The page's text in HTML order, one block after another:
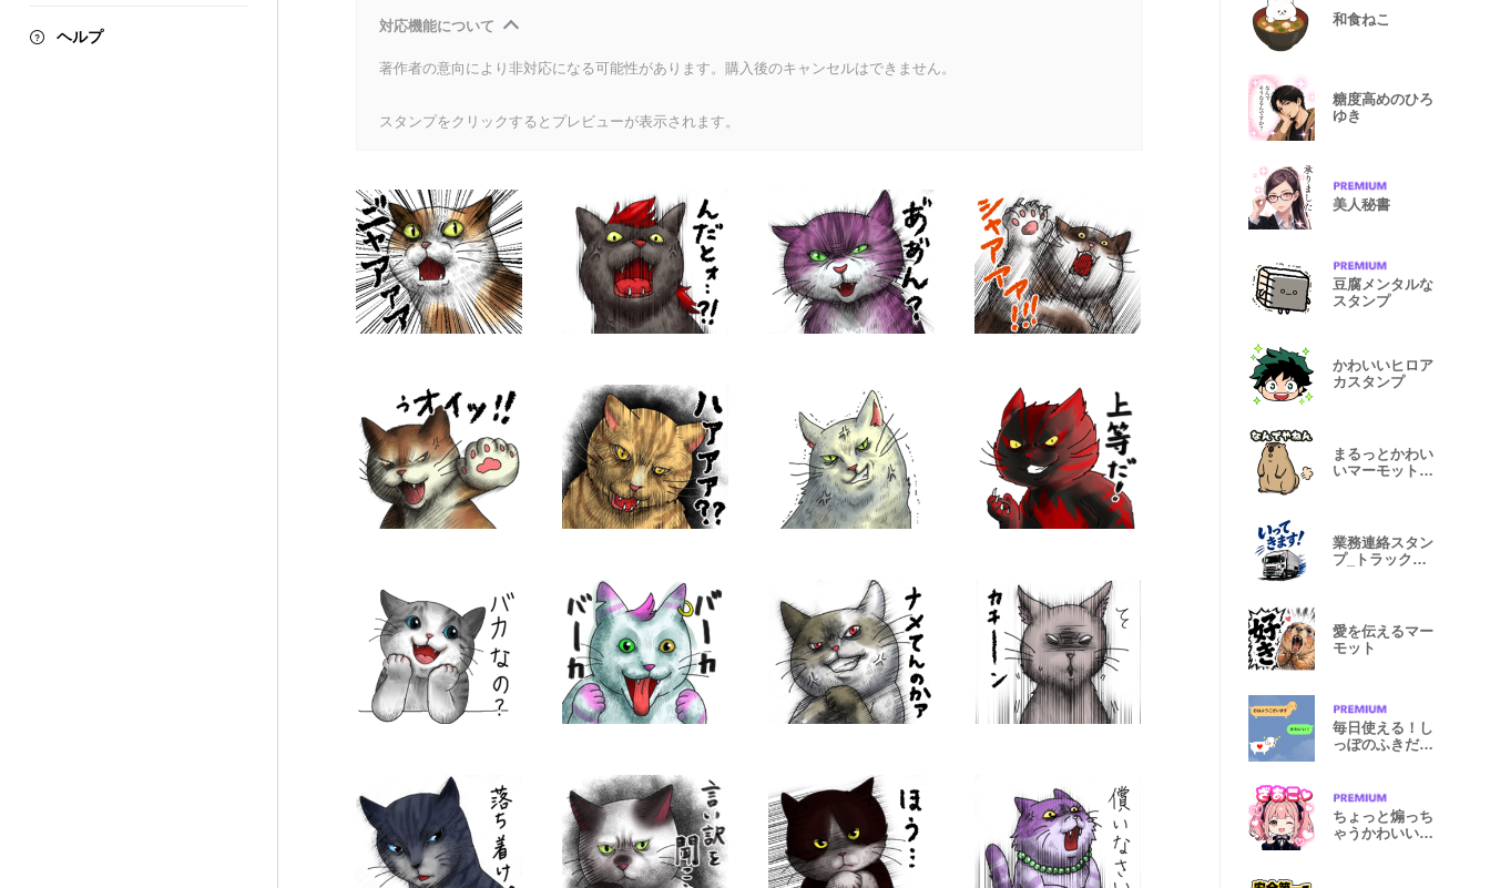
ヘルプ
対応機能について
著作者の意向により非対応になる可能性があります。購入後のキャンセルはできません。
スタンプをクリックするとプレビューが表示されます。
和食ねこ
糖度高めのひろ
ゆき
美人秘書
豆腐メンタルな
スタンプ
かわいいヒロア
カスタンプ
まるっとかわい
いマーモットの
業務連絡スタン
プ_トラック運
愛を伝えるマー
モット
毎日使える！し
っぽのふきだし
ちょっと煽っち
ゃうかわいい女